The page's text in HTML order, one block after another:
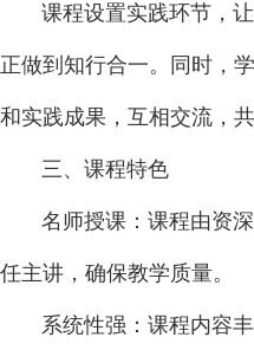
课程设置实践环节，
正做到知行合一。同时，
和实践成果，互相交流，共
三、课程特色
名师授课：课程由资
任主讲，确保教学质量。
系统性强：课程内容